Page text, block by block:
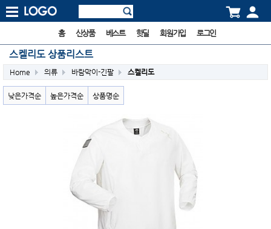
홈 신상품 베스트 핫딜 회원가입 로그인
스켈리도 상품리스트
Home 의류 바람막이-긴팔 스켈리도
낮은가격순 높은가격순 상품명순